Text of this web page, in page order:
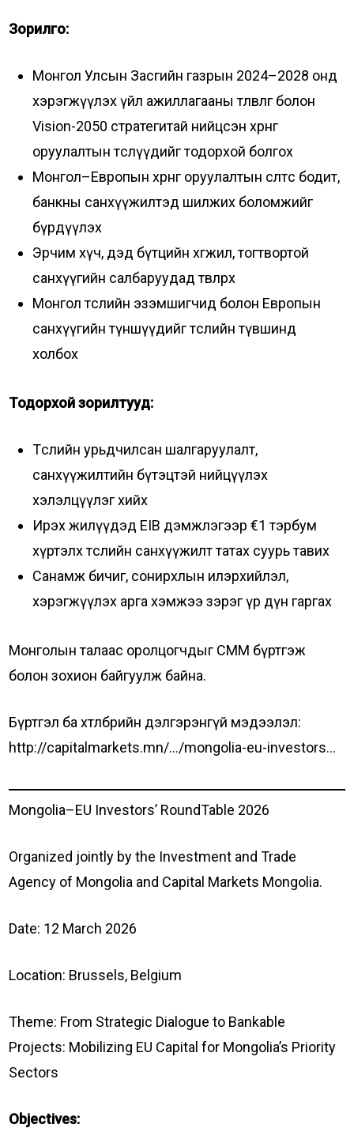
Зорилго:
Монгол Улсын Засгийн газрын 2024–2028 онд
хэрэгжүүлэх үйл ажиллагааны төлөвлөгөө болон
Vision-2050 стратегитай нийцсэн хөрөнгө
оруулалтын төслүүдийг тодорхой болгох
Монгол–Европын хөрөнгө оруулалтын өсөлтөөс бодит,
банкны санхүүжилтэд шилжих боломжийг
бүрдүүлэх
Эрчим хүч, дэд бүтцийн хөгжил, тогтвортой
санхүүгийн салбаруудад төвлөрөх
Монгол төслийн эзэмшигчид болон Европын
санхүүгийн түншүүдийг төслийн түвшинд
холбох
Тодорхой зорилтууд:
Төслийн урьдчилсан шалгаруулалт,
санхүүжилтийн бүтэцтэй нийцүүлэх
хэлэлцүүлэг хийх
Ирэх жилүүдэд EIB дэмжлэгээр €1 тэрбум
хүртэлх төслийн санхүүжилт татах суурь тавих
Санамж бичиг, сонирхлын илэрхийлэл,
хэрэгжүүлэх арга хэмжээ зэрэг үр дүн гаргах
Монголын талаас оролцогчдыг CMM бүртгэж
болон зохион байгуулж байна.
Бүртгэл ба хөтөлбөрийн дэлгэрэнгүй мэдээлэл:
http://capitalmarkets.mn/…/mongolia-eu-investors…
Mongolia–EU Investors’ RoundTable 2026
Organized jointly by the Investment and Trade
Agency of Mongolia and Capital Markets Mongolia.
Date: 12 March 2026
Location: Brussels, Belgium
Theme: From Strategic Dialogue to Bankable
Projects: Mobilizing EU Capital for Mongolia’s Priority
Sectors
Objectives: